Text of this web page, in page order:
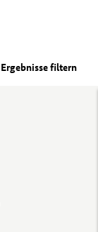
Ergebnisse filtern